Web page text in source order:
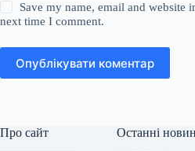
Save my name, email and website
next time I comment.
Опублікувати коментар
Про сайт Останні